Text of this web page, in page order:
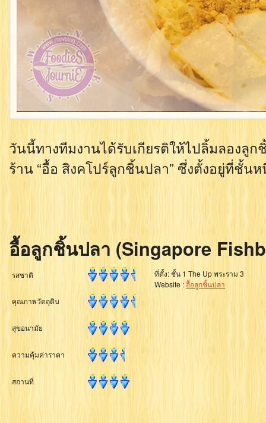
วันนี้ทางทีมงานได้รับเกียรติให้ไปลิ้มลองลู
ร้าน “อื้อ สิงคโปร์ลูกชิ้นปลา” ซึ่งตั้งอยู่ที่ชั้น
อื้อลูกชิ้นปลา (Singapore
รสชาติ
ที่ตั้ง: ชั้น 1 The Up พระราม 3
Website :อื้อลูกชิ้นปลา
คุณภาพวัตถุดิบ
สุขอนามัย
ความคุ้มค่าราคา
สถานที่